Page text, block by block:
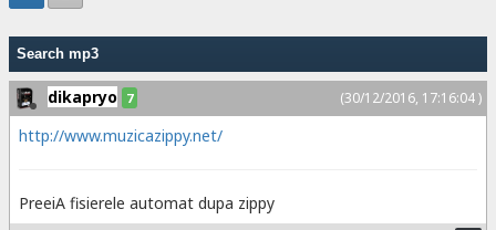
Search mp3
(30/12/2016, 17:16:04 )
dikapryo 7
http://www.muzicazippy.net/
PreeiA fisierele automat dupa zippy